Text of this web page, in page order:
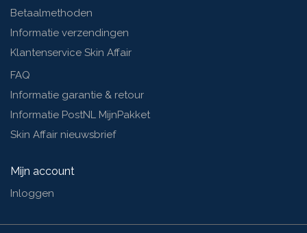
Betaalmethoden
Informatie verzendingen
Klantenservice Skin Affair
FAQ
Informatie garantie & retour
Informatie PostNL MijnPakket
Skin Affair nieuwsbrief
Mijn account
Inloggen